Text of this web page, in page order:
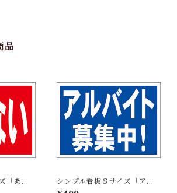
品
「あぶ
屋外可
シンプル看板Ｓサイズ「アル
バイト募集中」【工場・現